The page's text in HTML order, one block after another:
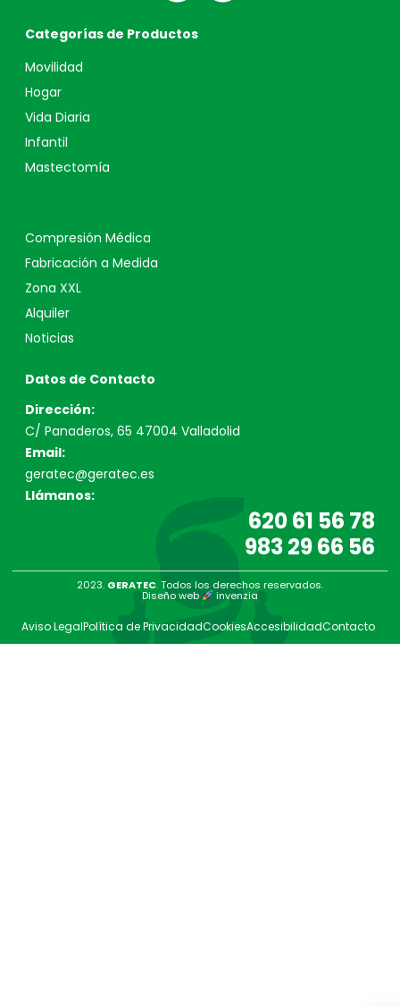
Categorías de Productos
Movilidad
Hogar
Vida Diaria
Infantil
Mastectomía
Compresión Médica
Fabricación a Medida
Zona XXL
Alquiler
Noticias
Datos de Contacto
Dirección:
C/ Panaderos, 65 47004 Valladolid
Email:
geratec@geratec.es
Llámanos:
620 61 56 78
983 29 66 56
2023. GERATEC. Todos los derechos reservados.
Diseño web invenzia
Aviso LegalPolítica de PrivacidadCookiesAccesibilidadContacto